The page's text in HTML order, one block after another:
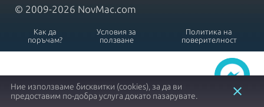
© 2009-2026 NovMac.com
Как да
поръчам?
Условия за
ползване
Политика на
поверителност
Ние използваме бисквитки (cookies), за да ви
предоставим по-добра услуга докато пазарувате.
close